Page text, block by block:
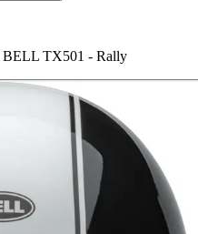
BELL TX501 - Rally